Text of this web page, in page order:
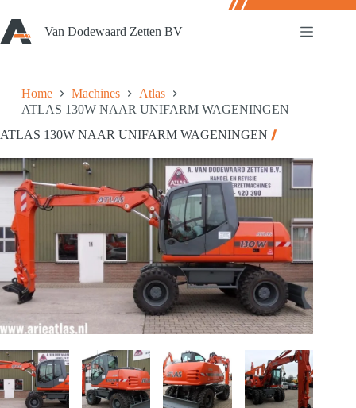
naar
de
inhoud
Van Dodewaard Zetten BV
Home Machines
Atlas
ATLAS 130W NAAR UNIFARM WAGENINGEN
ATLAS 130W NAAR UNIFARM WAGENINGEN